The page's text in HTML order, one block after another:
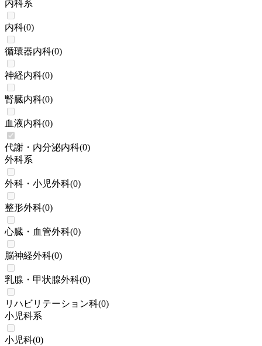
内科系
内科(0)
循環器内科(0)
神経内科(0)
腎臓内科(0)
血液内科(0)
代謝・内分泌内科(0)
外科系
外科・小児外科(0)
整形外科(0)
心臓・血管外科(0)
脳神経外科(0)
乳腺・甲状腺外科(0)
リハビリテーション科(0)
小児科系
小児科(0)